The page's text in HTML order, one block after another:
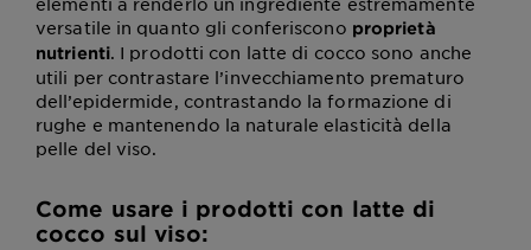
versatile in quanto gli conferiscono proprietà
nutrienti. I prodotti con latte di cocco sono anche
utili per contrastare l’invecchiamento prematuro
dell’epidermide, contrastando la formazione di
rughe e mantenendo la naturale elasticità della
pelle del viso.
Come usare i prodotti con latte di
cocco sul viso: